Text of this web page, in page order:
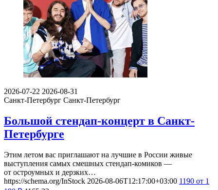
2026-07-22 2026-08-31
Санкт-Петербург Санкт-Петербург
Большой стендап-концерт в Санкт-
Петербурге
Этим летом вас приглашают на лучшие в России живые
выступления самых смешных стендап-комиков —
от остроумных и дерзких…
https://schema.org/InStock 2026-08-06T12:17:00+03:00 1190 от 1